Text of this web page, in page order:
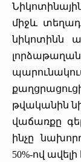
միջև
նիկոտինն
թվականին
վաճառքը
ինչը
50%-ով ավելի